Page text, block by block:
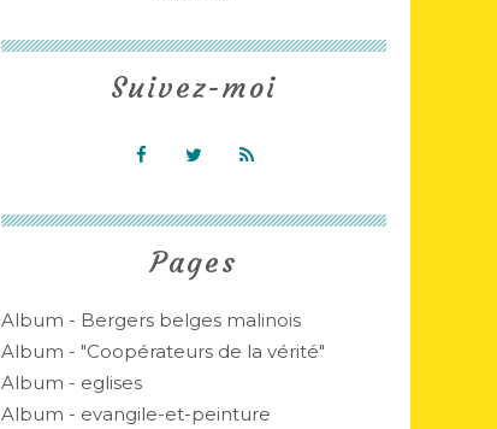
Pages
Album - Bergers belges malinois
Album - "Coopérateurs de la vérité"
Album - eglises
Album - evangile-et-peinture
Suivez-moi